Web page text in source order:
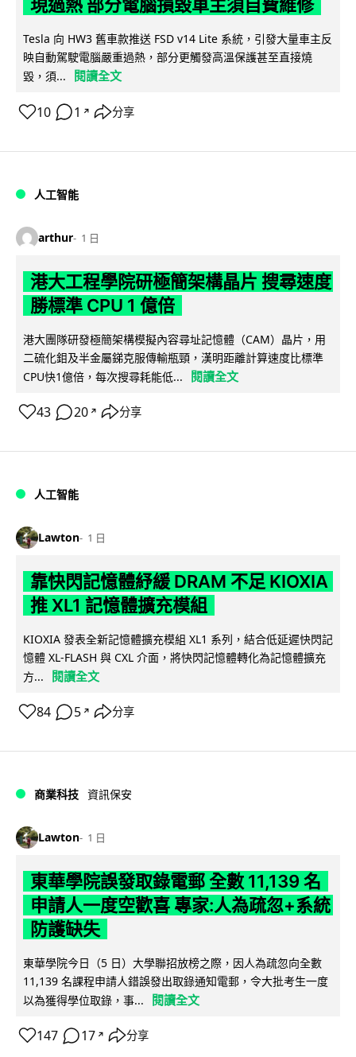
現過熱 部分電腦損毀車主須自費維修
Tesla 向 HW3 舊車款推送 FSD v14 Lite 系統，引發大量車主反
映自動駕駛電腦嚴重過熱，部分更觸發高溫保護甚至直接燒
毀，須...
閱讀全文
10 1 ↗ 分享
人工智能
arthur 1 日
港大工程學院研極簡架構晶片 搜尋速度
勝標準 CPU 1 億倍
港大團隊研發極簡架構模擬內容尋址記憶體（CAM）晶片，用
二硫化鉬及半金屬銻克服傳輸瓶頸，漢明距離計算速度比標準
CPU快1億倍，每次搜尋耗能低...
閱讀全文
43 20 ↗ 分享
人工智能
Lawton 1 日
靠快閃記憶體紓緩 DRAM 不足 KIOXIA
推 XL1 記憶體擴充模組
KIOXIA 發表全新記憶體擴充模組 XL1 系列，結合低延遲快閃記
憶體 XL-FLASH 與 CXL 介面，將快閃記憶體轉化為記憶體擴充
方...
閱讀全文
84 5 ↗ 分享
商業科技 資訊保安
Lawton 1 日
東華學院誤發取錄電郵 全數 11,139 名
申請人一度空歡喜 專家:人為疏忽+系統
防護缺失
東華學院今日（5 日）大學聯招放榜之際，因人為疏忽向全數
11,139 名課程申請人錯誤發出取錄通知電郵，令大批考生一度
以為獲得學位取錄，事...
閱讀全文
147 17 ↗ 分享